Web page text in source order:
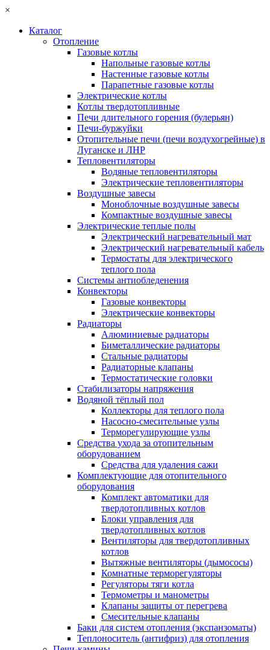
×
Каталог
Отопление
Газовые котлы
Напольные газовые котлы
Настенные газовые котлы
Парапетные газовые котлы
Электрические котлы
Котлы твердотопливные
Печи длительного горения (булерьян)
Печи-буржуйки
Отопительные печи (печи воздухогрейные) в
Луганске и ЛНР
Тепловентиляторы
Водяные тепловентиляторы
Электрические тепловентиляторы
Воздушные завесы
Моноблочные воздушные завесы
Компактные воздушные завесы
Электрические теплые полы
Электрический нагревательный мат
Электрический нагревательный кабель
Термостаты для электрического
теплого пола
Системы антиобледенения
Конвекторы
Газовые конвекторы
Электрические конвекторы
Радиаторы
Алюминиевые радиаторы
Биметаллические радиаторы
Стальные радиаторы
Радиаторные клапаны
Термостатические головки
Стабилизаторы напряжения
Водяной тёплый пол
Коллекторы для теплого пола
Насосно-смесительные узлы
Терморегулирующие узлы
Средства ухода за отопительным
оборудованием
Средства для удаления сажи
Комплектующие для отопительного
оборудования
Комплект автоматики для
твердотопливных котлов
Блоки управления для
твердотопливных котлов
Вентиляторы для твердотопливных
котлов
Вытяжные вентиляторы (дымососы)
Комнатные терморегуляторы
Регуляторы тяги котла
Термометры и манометры
Клапаны защиты от перегрева
Смесительные клапаны
Баки для систем отопления (экспанзоматы)
Теплоноситель (антифриз) для отопления